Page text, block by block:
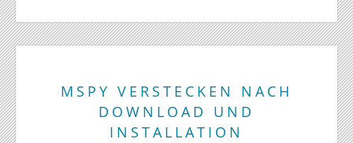
MSPY VERSTECKEN NACH
DOWNLOAD UND
INSTALLATION